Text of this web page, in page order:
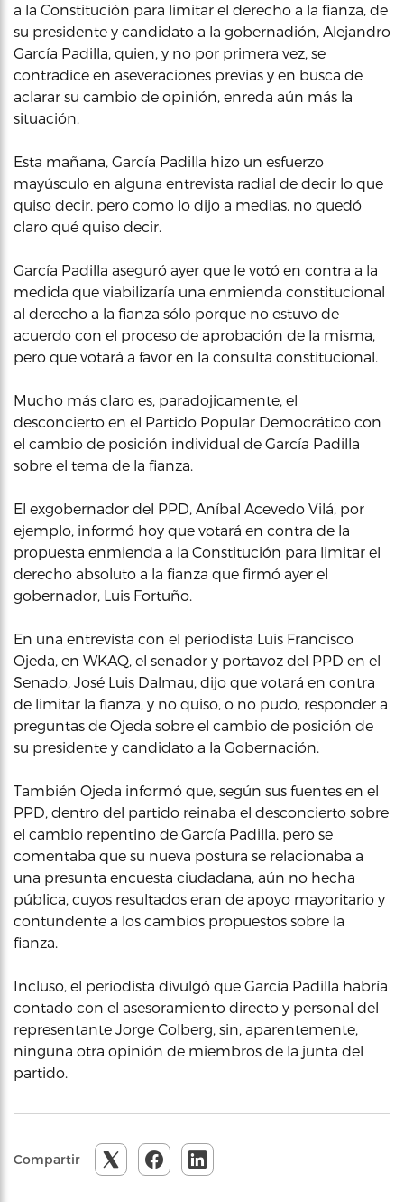
a la Constitución para limitar el derecho a la fianza, de
su presidente y candidato a la gobernadión, Alejandro
García Padilla, quien, y no por primera vez, se
contradice en aseveraciones previas y en busca de
aclarar su cambio de opinión, enreda aún más la
situación.
Esta mañana, García Padilla hizo un esfuerzo
mayúsculo en alguna entrevista radial de decir lo que
quiso decir, pero como lo dijo a medias, no quedó
claro qué quiso decir.
García Padilla aseguró ayer que le votó en contra a la
medida que viabilizaría una enmienda constitucional
al derecho a la fianza sólo porque no estuvo de
acuerdo con el proceso de aprobación de la misma,
pero que votará a favor en la consulta constitucional.
Mucho más claro es, paradojicamente, el
desconcierto en el Partido Popular Democrático con
el cambio de posición individual de García Padilla
sobre el tema de la fianza.
El exgobernador del PPD, Aníbal Acevedo Vilá, por
ejemplo, informó hoy que votará en contra de la
propuesta enmienda a la Constitución para limitar el
derecho absoluto a la fianza que firmó ayer el
gobernador, Luis Fortuño.
En una entrevista con el periodista Luis Francisco
Ojeda, en WKAQ, el senador y portavoz del PPD en el
Senado, José Luis Dalmau, dijo que votará en contra
de limitar la fianza, y no quiso, o no pudo, responder a
preguntas de Ojeda sobre el cambio de posición de
su presidente y candidato a la Gobernación.
También Ojeda informó que, según sus fuentes en el
PPD, dentro del partido reinaba el desconcierto sobre
el cambio repentino de García Padilla, pero se
comentaba que su nueva postura se relacionaba a
una presunta encuesta ciudadana, aún no hecha
pública, cuyos resultados eran de apoyo mayoritario y
contundente a los cambios propuestos sobre la
fianza.
Incluso, el periodista divulgó que García Padilla habría
contado con el asesoramiento directo y personal del
representante Jorge Colberg, sin, aparentemente,
ninguna otra opinión de miembros de la junta del
partido.
Compartir